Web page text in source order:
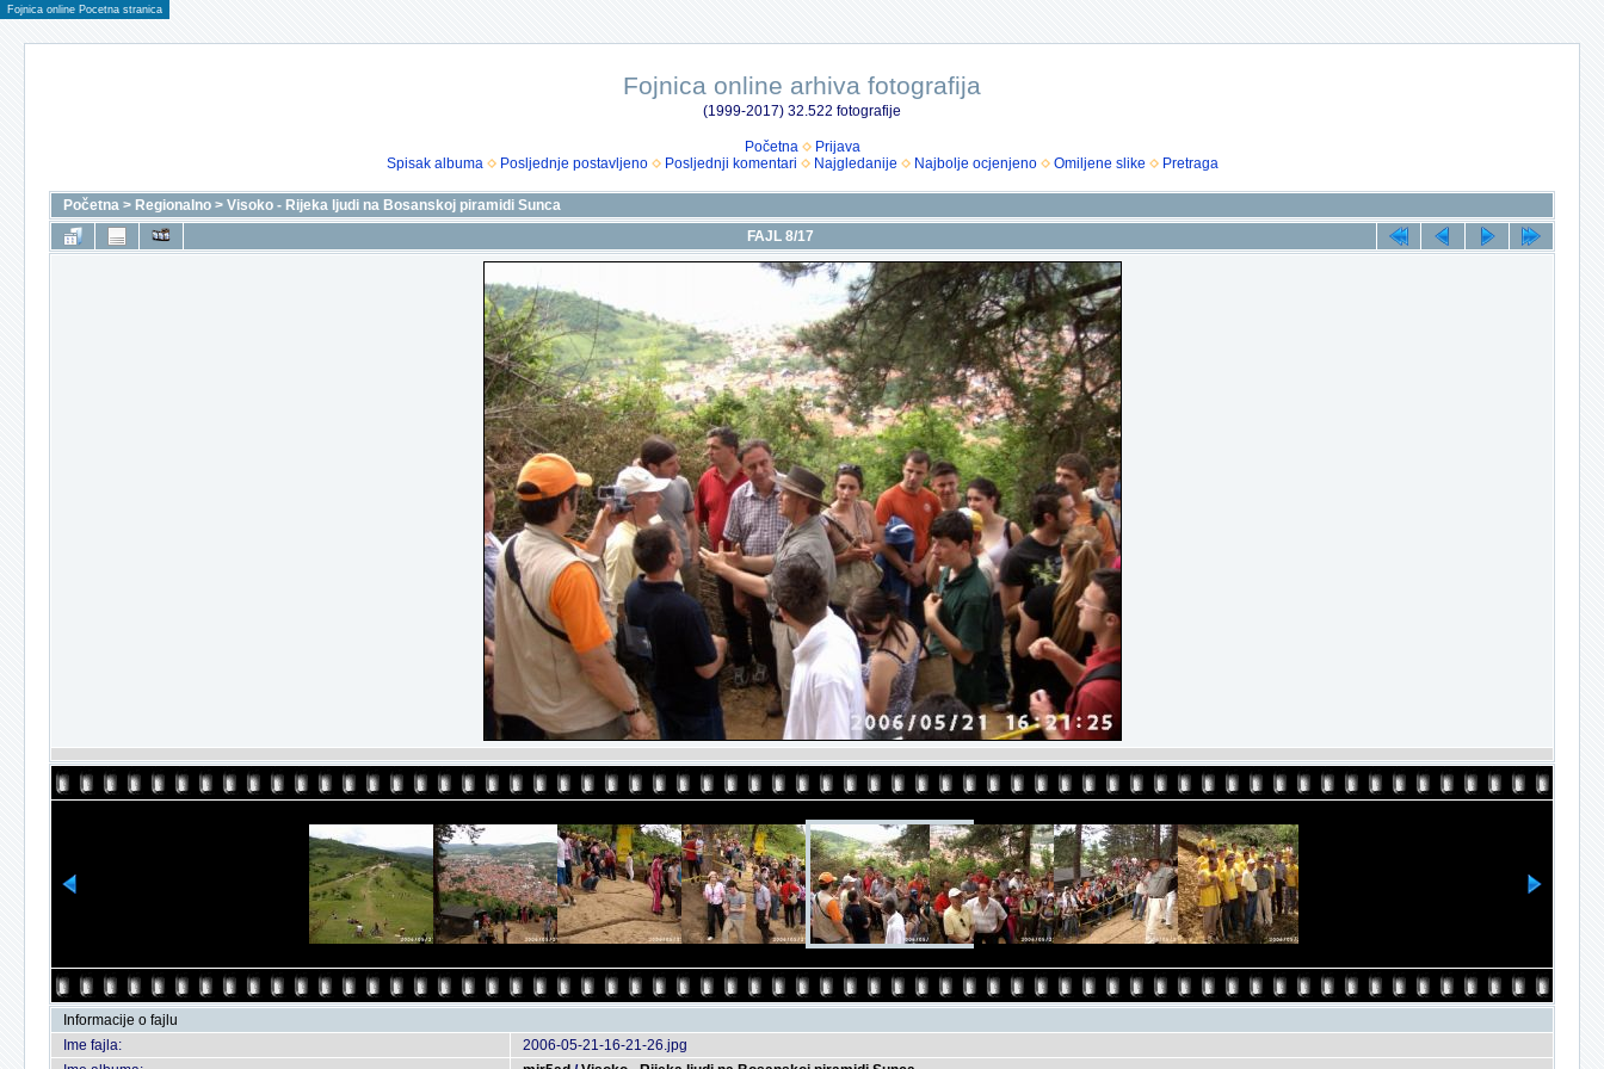
Fojnica online Pocetna stranica
Fojnica online arhiva fotografija
(1999-2017) 32.522 fotografije
Početna
Prijava
Spisak albuma
Posljednje postavljeno Posljednji komentari Najgledanije Najbolje ocjenjeno Omiljene slike Pretraga
Početna > Regionalno > Visoko - Rijeka ljudi na Bosanskoj piramidi Sunca
FAJL 8/17
Informacije o fajlu
Ime fajla:
2006-05-21-16-21-26.jpg